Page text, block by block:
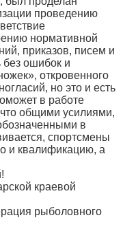
проведению
нормативной
приказов, писем и
без ошибок и
откровенного
но это и есть
в работе
общими усилиями,
в
спортсмены
и квалификацию, а
краевой
рыболовного